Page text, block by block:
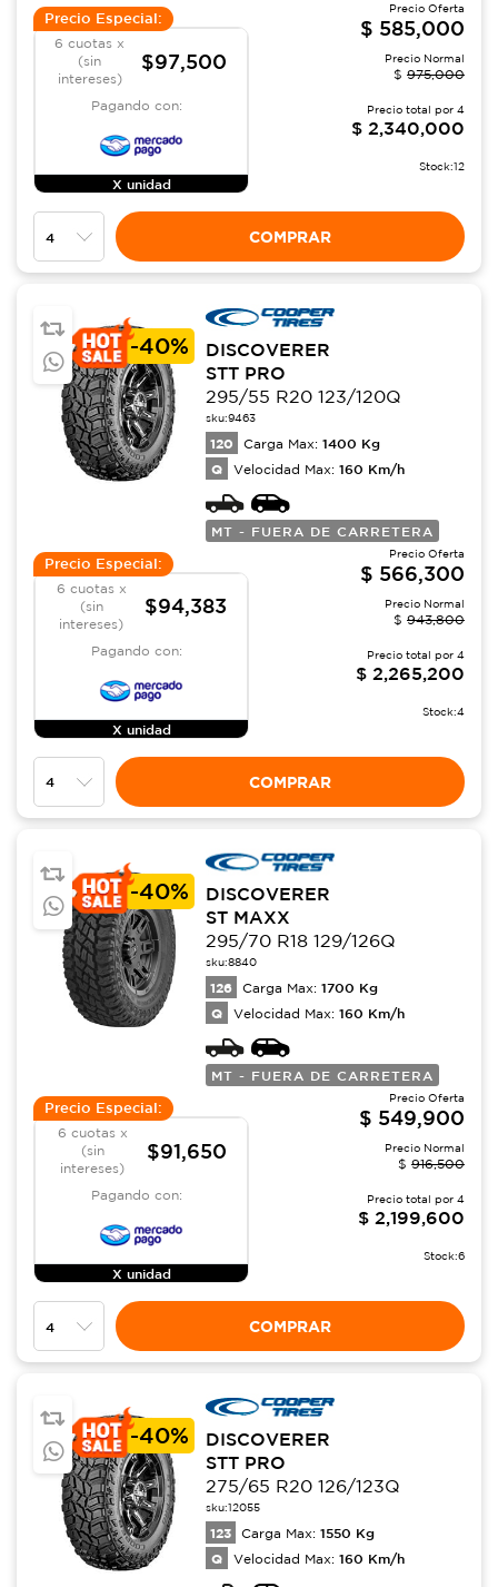
Precio Especial:
6 cuotas x
(sin
intereses)
$97,500
Pagando con:
X unidad
Precio Oferta
$ 585,000
Precio Normal
$ 975,000
Precio total por 4
$ 2,340,000
Stock:12
COMPRAR
-40%
DISCOVERER
STT PRO
295/55 R20 123/120Q
sku:9463
120 Carga Max: 1400 Kg
Q Velocidad Max: 160 Km/h
MT - FUERA DE CARRETERA
Precio Especial:
6 cuotas x
(sin
intereses)
$94,383
Pagando con:
X unidad
Precio Oferta
$ 566,300
Precio Normal
$ 943,800
Precio total por 4
$ 2,265,200
Stock:4
COMPRAR
-40%
DISCOVERER
ST MAXX
295/70 R18 129/126Q
sku:8840
126 Carga Max: 1700 Kg
Q Velocidad Max: 160 Km/h
MT - FUERA DE CARRETERA
Precio Especial:
6 cuotas x
(sin
intereses)
$91,650
Pagando con:
X unidad
Precio Oferta
$ 549,900
Precio Normal
$ 916,500
Precio total por 4
$ 2,199,600
Stock:6
COMPRAR
-40%
DISCOVERER
STT PRO
275/65 R20 126/123Q
sku:12055
123 Carga Max: 1550 Kg
Q Velocidad Max: 160 Km/h